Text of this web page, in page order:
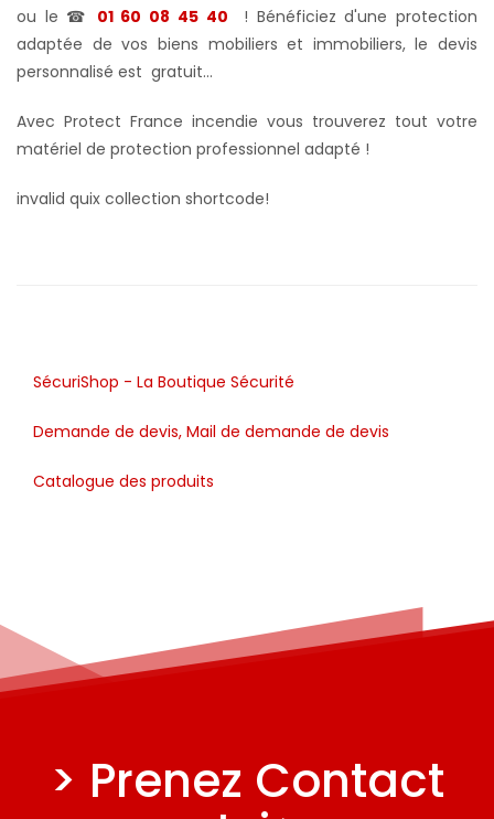
ou le ☎ 01 60 08 45 40
! Bénéficiez d'une protection
adaptée de vos biens mobiliers et immobiliers, le devis
personnalisé est gratuit...
Avec Protect France incendie vous trouverez tout votre
matériel de protection professionnel adapté !
invalid quix collection shortcode!
SécuriShop - La Boutique Sécurité
Demande de devis, Mail de demande de devis
Catalogue des produits
> Prenez Contact